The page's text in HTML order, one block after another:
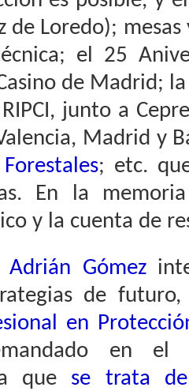
de Loredo);
el 25
de Madrid;
junto a
Madrid y
; etc.
En la
y la cuenta de
Adrián Gómez
de
en
en el
que se trata